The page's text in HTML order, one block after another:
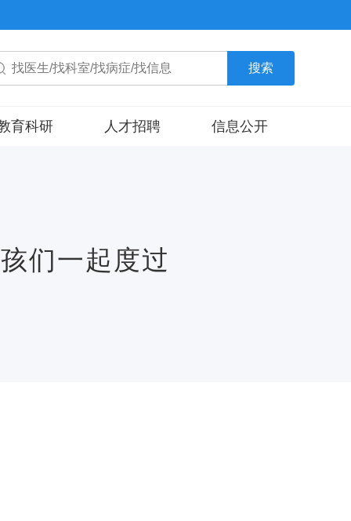
搜索
育科研 人才招聘 信息公开
们一起度过